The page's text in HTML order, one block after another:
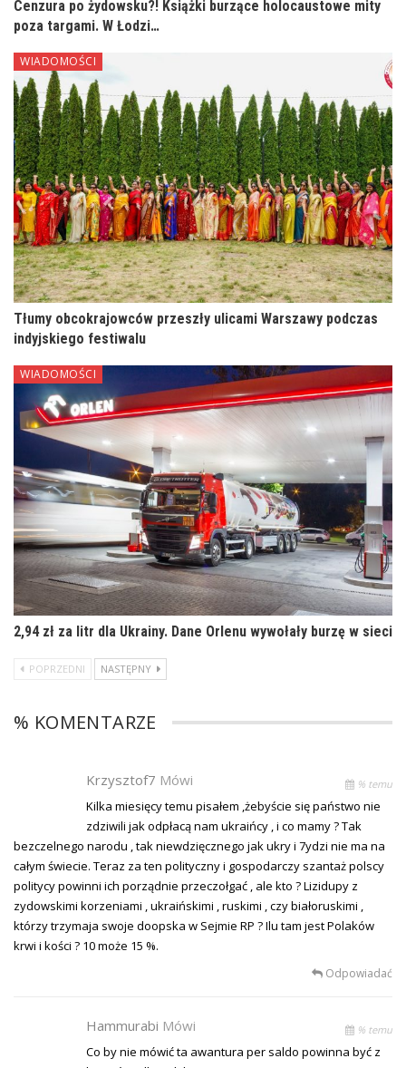
Cenzura po żydowsku?! Książki burzące holocaustowe mity
poza targami. W Łodzi…
WIADOMOŚCI
Tłumy obcokrajowców przeszły ulicami Warszawy podczas
indyjskiego festiwalu
WIADOMOŚCI
2,94 zł za litr dla Ukrainy. Dane Orlenu wywołały burzę w sieci
POPRZEDNI NASTĘPNY
% KOMENTARZE
Krzysztof7 Mówi % temu
Kilka miesięcy temu pisałem ,żebyście się państwo nie
zdziwili jak odpłacą nam ukraińcy , i co mamy ? Tak
bezczelnego narodu , tak niewdzięcznego jak ukry i 7ydzi nie ma na
całym świecie. Teraz za ten polityczny i gospodarczy szantaż polscy
politycy powinni ich porządnie przeczołgać , ale kto ? Lizidupy z
zydowskimi korzeniami , ukraińskimi , ruskimi , czy białoruskimi ,
którzy trzymaja swoje doopska w Sejmie RP ? Ilu tam jest Polaków
krwi i kości ? 10 może 15 %.
Odpowiadać
Hammurabi Mówi % temu
Co by nie mówić ta awantura per saldo powinna być z